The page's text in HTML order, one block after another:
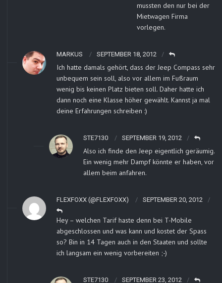
mussten den nur bei der
Mietwagen Firma
vorlegen.
MARKUS SEPTEMBER 18, 2012
Ich hatte damals gehört, dass der Jeep Compass sehr
unbequem sein soll, also vor allem im Fußraum
wenig bis keinen Platz bieten soll. Daher hatte ich
dann noch eine Klasse höher gewählt. Kannst ja mal
deine Erfahrungen schreiben :)
STE7130 SEPTEMBER 19, 2012
Also ich finde den Jeep eigentlich geräumig.
Ein wenig mehr Dampf könnte er haben, vor
allem beim anfahren.
FLEXFOXX (@FLEXFOXX) SEPTEMBER 20, 2012
Hey – welchen Tarif haste denn bei T-Mobile
abgeschlossen und was kann und kostet der Spass
so? Bin in 14 Tagen auch in den Staaten und sollte
ich langsam ein wenig vorbereiten ;-)
STE7130 SEPTEMBER 23, 2012